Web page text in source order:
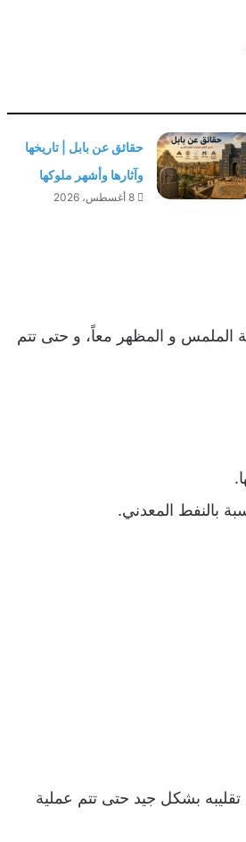
حقائق عن بابل | تاريخها
وآثارها وأشهر ملوكها
8 أغسطس، 2026
الملمس و المظهر معاً، و حتى تتم
بالنفط المعدني.
بشكل جيد حتى تتم عملية